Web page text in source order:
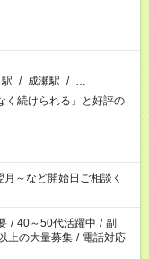
/ 成瀬駅 / …
く続けられる」と好評の
～など開始日ご相談く
/ 40～50代活躍中 / 副
上の大量募集 / 電話対応